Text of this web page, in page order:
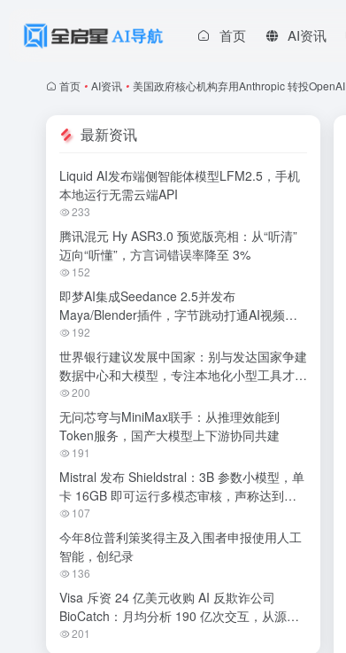
首页 AI资讯
首页 • AI资讯 • 美国政府核心机构弃用Anthropic 转投OpenAI
最新资讯
Liquid AI发布端侧智能体模型LFM2.5，手机
本地运行无需云端API
233
腾讯混元 Hy ASR3.0 预览版亮相：从“听清”
迈向“听懂”，方言词错误率降至 3%
152
即梦AI集成Seedance 2.5并发布
Maya/Blender插件，字节跳动打通AI视频专
业创作全链路
192
世界银行建议发展中国家：别与发达国家争建
数据中心和大模型，专注本地化小型工具才是
明智之举
200
无问芯穹与MiniMax联手：从推理效能到
Token服务，国产大模型上下游协同共建
191
Mistral 发布 Shieldstral：3B 参数小模型，单
卡 16GB 即可运行多模态审核，声称达到开
源 SOTA
107
今年8位普利策奖得主及入围者申报使用人工
智能，创纪录
136
Visa 斥资 24 亿美元收购 AI 反欺诈公司
BioCatch：月均分析 190 亿次交互，从源头
阻断金融诈骗
201